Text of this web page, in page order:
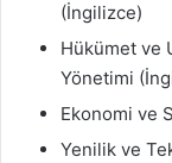
(İngilizce)
Hükümet ve
Yönetimi
Ekonomi ve
Yenilik ve